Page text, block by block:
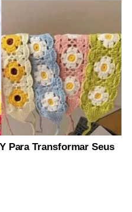
Para Transformar Seus